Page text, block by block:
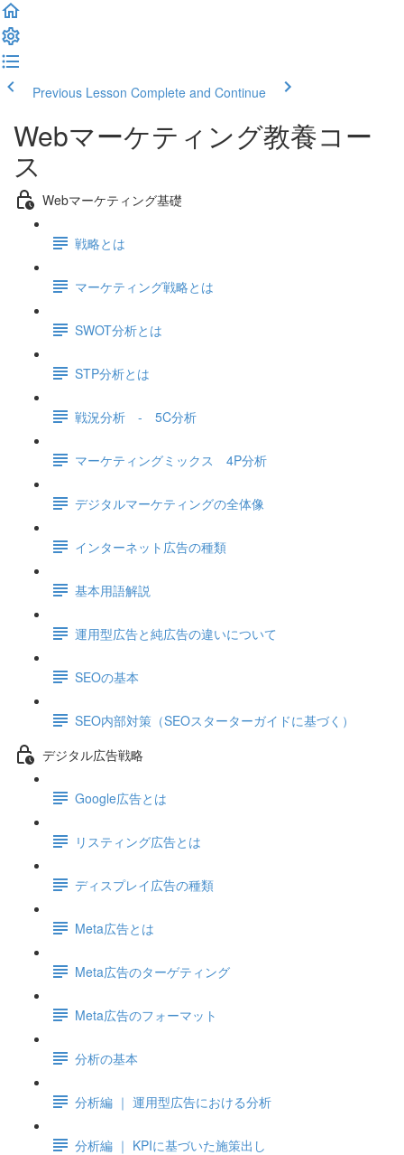
Previous Lesson Complete and Continue
Webマーケティング教養コー
ス
Webマーケティング基礎
戦略とは
マーケティング戦略とは
SWOT分析とは
STP分析とは
戦況分析 - 5C分析
マーケティングミックス 4P分析
デジタルマーケティングの全体像
インターネット広告の種類
基本用語解説
運用型広告と純広告の違いについて
SEOの基本
SEO内部対策（SEOスターターガイドに基づく）
デジタル広告戦略
Google広告とは
リスティング広告とは
ディスプレイ広告の種類
Meta広告とは
Meta広告のターゲティング
Meta広告のフォーマット
分析の基本
分析編 ｜ 運用型広告における分析
分析編 ｜ KPIに基づいた施策出し